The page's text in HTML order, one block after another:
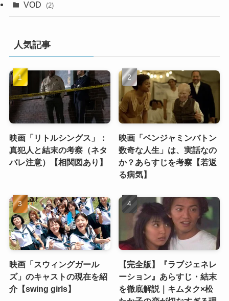
VOD (2)
人気記事
映画「リトルシングス」：
真犯人と結末の考察（ネタ
バレ注意）【相関図あり】
映画「ベンジャミンバトン
数奇な人生」は、実話なの
か？あらすじを考察【若返
る病気】
映画「スウィングガール
ズ」のキャストの現在を紹
介【swing girls】
【完全版】『ラブジェネレ
ーション』あらすじ・結末
を徹底解説｜キムタク×松